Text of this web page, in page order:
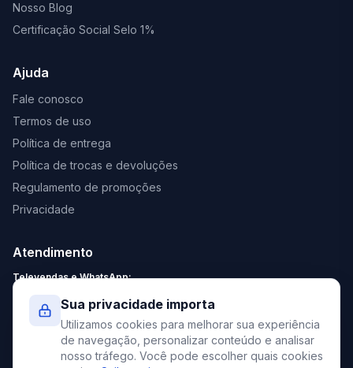
Nosso Blog
Certificação Social Selo 1%
Ajuda
Fale conosco
Termos de uso
Política de entrega
Política de trocas e devoluções
Regulamento de promoções
Privacidade
Atendimento
Televendas e WhatsApp:
Sábado: 9:00 - 13:00
contato@elevato.com.br
+55 51 4042-9413
Sua privacidade importa
Utilizamos cookies para melhorar sua experiência
de navegação, personalizar conteúdo e analisar
nosso tráfego. Você pode escolher quais cookies